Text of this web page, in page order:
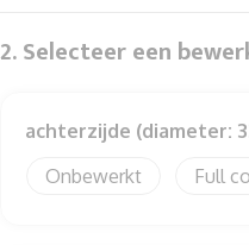
2. Selecteer een
achterzijde (diameter:
Onbewerkt
Full